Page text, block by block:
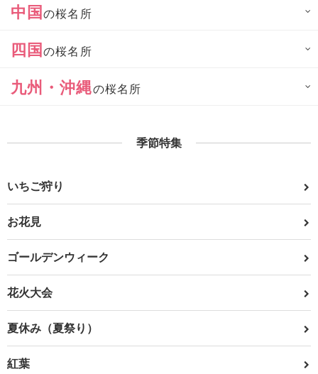
中国の桜名所
四国の桜名所
九州・沖縄の桜名所
季節特集
いちご狩り
お花見
ゴールデンウィーク
花火大会
夏休み（夏祭り）
紅葉